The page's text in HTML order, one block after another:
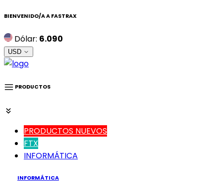
BIENVENIDO/A A FASTRAX
Dólar: 6.090
USD
PRODUCTOS
PRODUCTOS NUEVOS
FTX
INFORMÁTICA
INFORMÁTICA